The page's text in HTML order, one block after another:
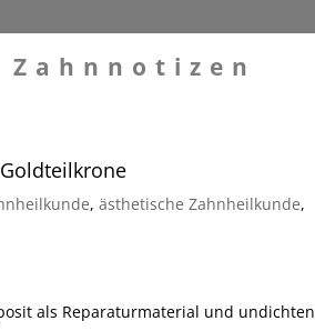
Zahnnotizen
,ästhetische Zahnheilkunde,
als Reparaturmaterial und undichten